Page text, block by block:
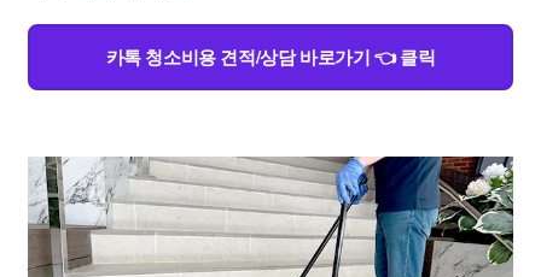
카톡 청소비용 견적/상담 바로가기 👈 클릭